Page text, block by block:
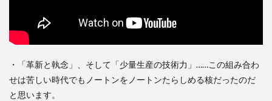
・「革新と執念」、そして「少量生産の技術力」……この組み合わ
せは苦しい時代でもノートンをノートンたらしめる核だったのだ
と思います。